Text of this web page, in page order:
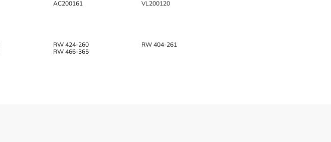
AC200161
VL200120
RW 424-260
RW 404-261
RW 466-365